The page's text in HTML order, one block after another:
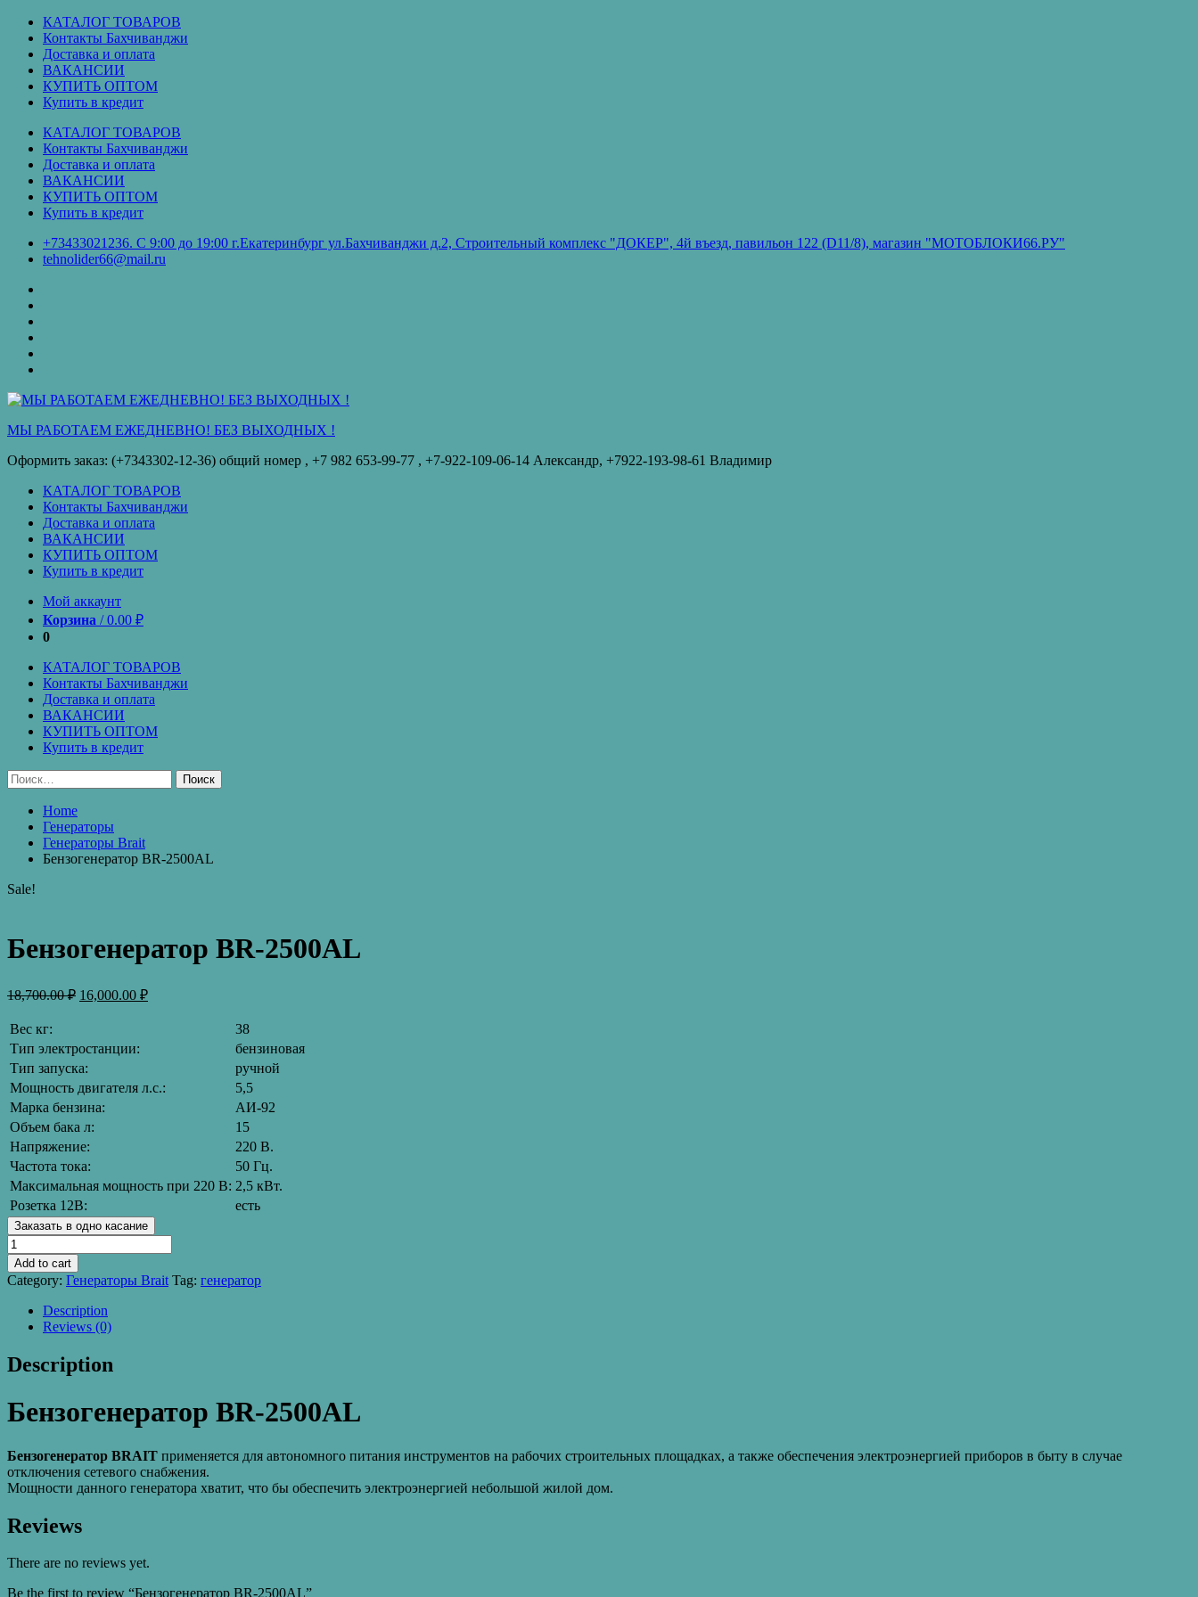
Перейти
содержимому
КАТАЛОГ ТОВАРОВ
Контакты Бахчиванджи
Доставка и оплата
ВАКАНСИИ
КУПИТЬ ОПТОМ
Купить в кредит
КАТАЛОГ ТОВАРОВ
Контакты Бахчиванджи
Доставка и оплата
ВАКАНСИИ
КУПИТЬ ОПТОМ
Купить в кредит
+73433021236. С 9:00 до 19:00 г.Екатеринбург ул.Бахчиванджи д.2, Строительный комплекс "ДОКЕР", 4й въезд, павильон 122 (D11/8), магазин "МОТОБЛОКИ66.РУ"
tehnolider66@mail.ru
кредит
МЫ РАБОТАЕМ ЕЖЕДНЕВНО! БЕЗ ВЫХОДНЫХ !
Оформить заказ: (+7343302-12-36) общий номер , ‪+7 982 653-99-77‬ , +7-922-109-06-14 Александр, +7922-193-98-61 Владимир
КАТАЛОГ ТОВАРОВ
Контакты Бахчиванджи
Доставка и оплата
ВАКАНСИИ
КУПИТЬ ОПТОМ
Купить в кредит
Мой аккаунт
Корзина /0.00 ₽
0
КАТАЛОГ ТОВАРОВ
Контакты Бахчиванджи
Доставка и оплата
ВАКАНСИИ
КУПИТЬ ОПТОМ
Купить в кредит
Найти:
Home
Генераторы
Генераторы Brait
Бензогенератор BR-2500AL
Sale!
Бензогенератор BR-2500AL
18,700.00₽ 16,000.00 ₽
Вес кг:
38
Тип электростанции:
бензиновая
Тип запуска:
ручной
Мощность двигателя л.с.:
5,5
Марка бензина:
АИ-92
Объем бака л:
15
Напряжение:
220 В.
Частота тока:
50 Гц.
Максимальная мощность при 220 В: 2,5 кВт.
Розетка 12В:
есть
Заказать в одно касание
Бензогенератор
BR-
2500AL
quantity
Add to cart
Category: Генераторы Brait Tag: генератор
Description
Reviews (0)
Description
Бензогенератор BR-2500AL
Бензогенератор ВRAIT применяется для автономного питания инструментов на рабочих строительных площадках, а также обеспечения электроэнергией приборов в быту в случае
отключения сетевого снабжения.
Мощности данного генератора хватит, что бы обеспечить электроэнергией небольшой жилой дом.
Reviews
There are no reviews yet.
Be the first to review “Бензогенератор BR-2500AL”